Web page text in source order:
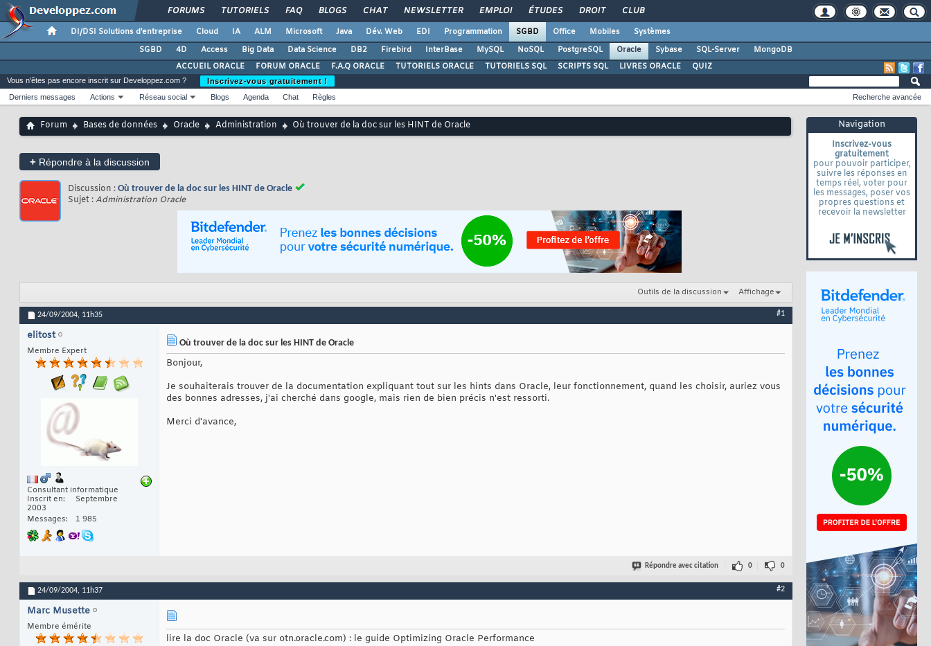
FORUMS TUTORIELS FAQ BLOGS CHAT NEWSLETTER EMPLOI ÉTUDES DROIT CLUB
DI/DSI Solutions d'entreprise Cloud IA ALM Microsoft Java Dév. Web EDI Programmation SGBD Office Mobiles
Systèmes
SGBD
4D Access Big Data Data Science DB2 Firebird InterBase MySQL NoSQL PostgreSQL Oracle Sybase SQL-Server
MongoDB
ACCUEIL ORACLE
FORUM ORACLE F.A.Q ORACLE TUTORIELS ORACLE TUTORIELS SQL SCRIPTS SQL LIVRES ORACLE QUIZ
Navigation
Inscrivez-vous
gratuitement
pour pouvoir participer,
suivre les réponses en
temps réel, voter pour
les messages, poser vos
propres questions et
recevoir la newsletter
Vous n'êtes pas encore inscrit sur Developpez.com ?
Inscrivez-vous gratuitement !
Derniers messages
Actions Réseau social Blogs Agenda Chat Règles Recherche avancée
Forum Bases de données Oracle Administration Où trouver de la doc sur les HINT de Oracle
+ Répondre à la discussion
Discussion : Où trouver de la doc sur les HINT de Oracle
Sujet :Administration Oracle
Outils de la discussion Affichage
24/09/2004, 11h35 #1
elitost
Membre Expert
Consultant informatique
Inscrit en
Septembre
2003
Messages
1 985
Où trouver de la doc sur les HINT de Oracle
Bonjour,
Je souhaiterais trouver de la documentation expliquant tout sur les hints dans Oracle, leur fonctionnement, quand les choisir, auriez vous
des bonnes adresses, j'ai cherché dans google, mais rien de bien précis n'est ressorti.
Merci d'avance,
Répondre avec citation 0 0
24/09/2004, 11h37 #2
Marc Musette
Membre émérite
lire la doc Oracle (va sur otn.oracle.com) : le guide Optimizing Oracle Performance